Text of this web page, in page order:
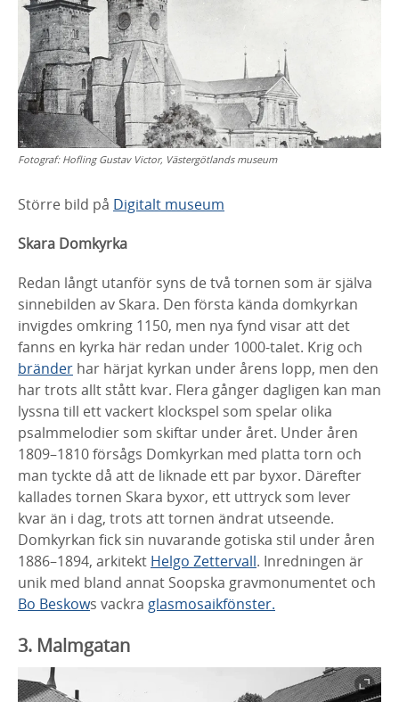
Fotograf: Hofling Gustav Victor, Västergötlands museum
Större bild på Digitalt museum
Skara Domkyrka
Redan långt utanför syns de två tornen som är själva
sinnebilden av Skara. Den första kända domkyrkan
invigdes omkring 1150, men nya fynd visar att det
fanns en kyrka här redan under 1000-talet. Krig och
bränder har härjat kyrkan under årens lopp, men den
har trots allt stått kvar. Flera gånger dagligen kan man
lyssna till ett vackert klockspel som spelar olika
psalmmelodier som skiftar under året. Under åren
1809–1810 försågs Domkyrkan med platta torn och
man tyckte då att de liknade ett par byxor. Därefter
kallades tornen Skara byxor, ett uttryck som lever
kvarän i dag, trots att tornen ändrat utseende.
Domkyrkan fick sin nuvarande gotiska stil under åren
1886–1894, arkitekt Helgo Zettervall. Inredningen är
unik med bland annat Soopska gravmonumentet och
Bo Beskows vackra glasmosaikfönster.
3. Malmgatan